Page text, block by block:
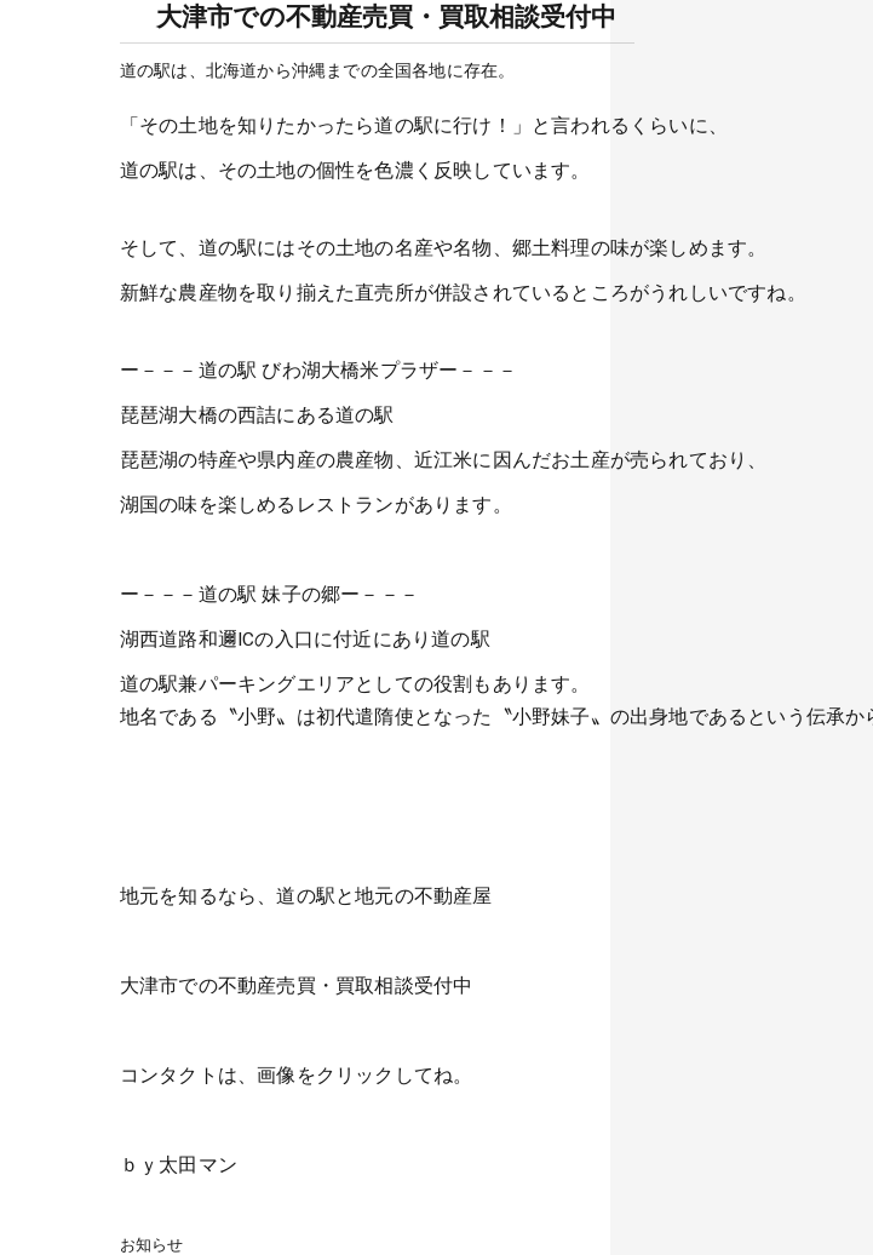
大津市での不動産売買・買取相談受付中
道の駅は、北海道から沖縄までの全国各地に存在。
「その土地を知りたかったら道の駅に行け！」と言われるくらいに、
道の駅は、その土地の個性を色濃く反映しています。
そして、道の駅にはその土地の名産や名物、郷土料理の味が楽しめます。
新鮮な農産物を取り揃えた直売所が併設されているところがうれしいですね。
ー－－－道の駅 びわ湖大橋米プラザー－－－
琵琶湖大橋の西詰にある道の駅
琵琶湖の特産や県内産の農産物、近江米に因んだお土産が売られており、
湖国の味を楽しめるレストランがあります。
ー－－－道の駅 妹子の郷ー－－－
湖西道路和邇ICの入口に付近にあり道の駅
道の駅兼パーキングエリアとしての役割もあります。
地名である〝小野〟は初代遣隋使となった〝小野妹子〟の出身地であるという伝承か
地元を知るなら、道の駅と地元の不動産屋
大津市での不動産売買・買取相談受付中
コンタクトは、画像をクリックしてね。
ｂｙ太田マン
お知らせ